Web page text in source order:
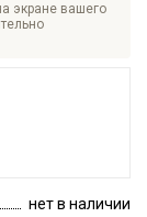
экране вашего
нет в наличии